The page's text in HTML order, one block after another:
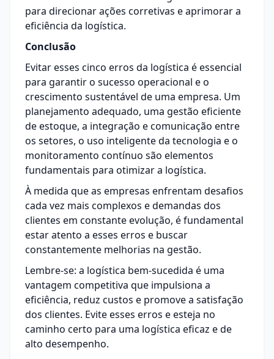
para direcionar ações corretivas e aprimorar a
eficiência da logística.
Conclusão
Evitar esses cinco erros da logística é essencial
para garantir o sucesso operacional e o
crescimento sustentável de uma empresa. Um
planejamento adequado, uma gestão eficiente
de estoque, a integração e comunicação entre
os setores, o uso inteligente da tecnologia e o
monitoramento contínuo são elementos
fundamentais para otimizar a logística.
À medida que as empresas enfrentam desafios
cada vez mais complexos e demandas dos
clientes em constante evolução, é fundamental
estar atento a esses erros e buscar
constantemente melhorias na gestão.
Lembre-se: a logística bem-sucedida é uma
vantagem competitiva que impulsiona a
eficiência, reduz custos e promove a satisfação
dos clientes. Evite esses erros e esteja no
caminho certo para uma logística eficaz e de
alto desempenho.